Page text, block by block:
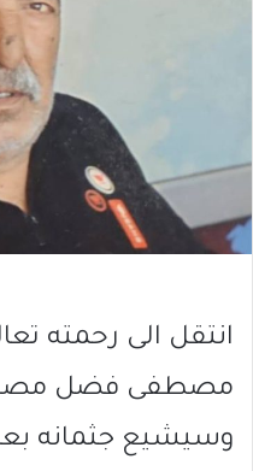
انتقل الى رحمته
مصطفى فضل
وسيشيع جثمانه